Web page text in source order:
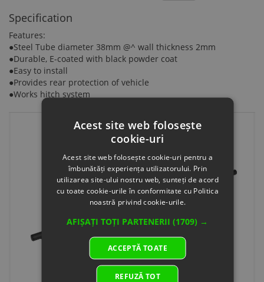
Specification
Features:
●Steel Tube diameter 38mm @^ wall thickness 2mm
●Durable, E-coated with black powder coat
●Easy to install
●Provides rear protection of vehicle
●Works hitch system
Acest site web folosește
cookie-uri
Acest site web folosește cookie-uri pentru a
îmbunătăți experiența utilizatorului. Prin
utilizarea site-ului nostru web, sunteți de acord
cu toate cookie-urile în conformitate cu Politica
noastră privind cookie-urile.
AFIȘAȚI TOȚI PARTENERII (1709) →
ACCEPTĂ TOATE
REFUZĂ TOT